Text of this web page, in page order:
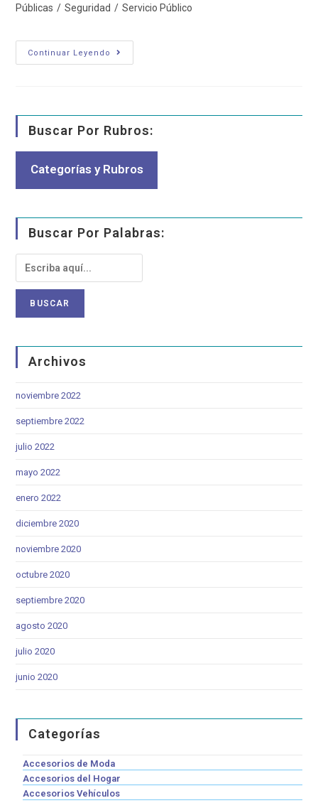
de
Públicas / Seguridad / Servicio Público
Continuar Leyendo
Policía
Unidad
Buscar Por Rubros:
Categorías y Rubros
Buscar Por Palabras:
Archivos
noviembre 2022
septiembre 2022
julio 2022
mayo 2022
enero 2022
diciembre 2020
noviembre 2020
octubre 2020
septiembre 2020
agosto 2020
julio 2020
junio 2020
Categorías
Accesorios de Moda
Accesorios del Hogar
Accesorios Vehículos